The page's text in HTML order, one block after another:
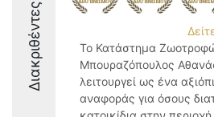
Διακριθέντες
Το Κατάστημα
Μπουραζόπουλος
λειτουργεί ως ένα
αναφοράς για όσους